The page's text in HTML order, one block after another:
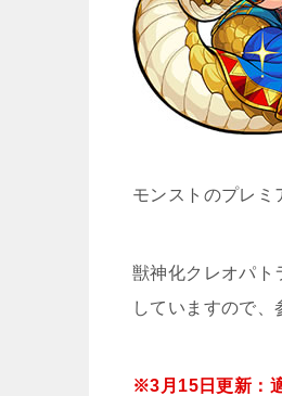
モンストのプレミ
獣神化クレオパト
していますので、
※3月15日更新：